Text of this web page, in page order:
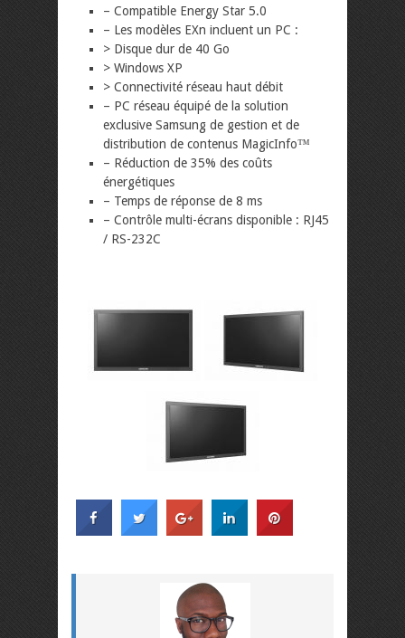
– Compatible Energy Star 5.0
– Les modèles EXn incluent un PC :
> Disque dur de 40 Go
> Windows XP
> Connectivité réseau haut débit
– PC réseau équipé de la solution
exclusive Samsung de gestion et de
distribution de contenus MagicInfo™
– Réduction de 35% des coûts
énergétiques
– Temps de réponse de 8 ms
– Contrôle multi-écrans disponible : RJ45
/ RS-232C